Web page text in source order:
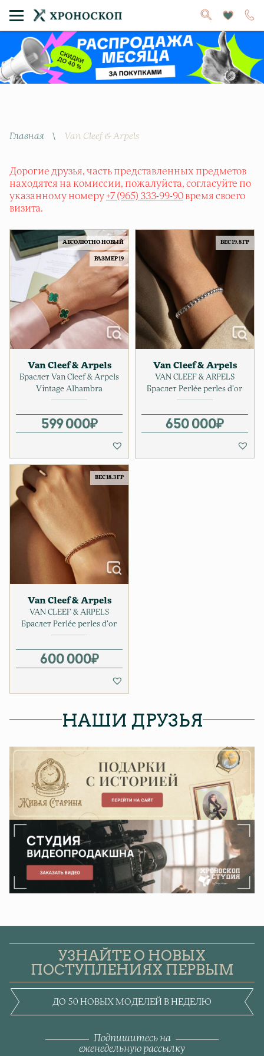
Главная \ Van Cleef & Arpels
Дорогие друзья, часть представленных предметов
находятся на комиссии, пожалуйста, согласуйте по
указанному номеру+7 (965) 333-99-90 время своего
визита.
АБСОЛЮТНО НОВЫЙ
РАЗМЕР 19
Van Cleef & Arpels
Браслет Van Cleef & Arpels
Vintage Alhambra
599 000₽
ВЕС 19.8 ГР
Van Cleef & Arpels
VAN CLEEF & ARPELS
Браслет Perlée perles d’or
650 000₽
ВЕС 18.3 ГР
Van Cleef & Arpels
VAN CLEEF & ARPELS
Браслет Perlée perles d’or
600 000₽
НАШИ ДРУЗЬЯ
УЗНАЙТЕ О НОВЫХ
ПОСТУПЛЕНИЯХ ПЕРВЫМ
ДО 50 НОВЫХ МОДЕЛЕЙ В НЕДЕЛЮ
Подпишитесь на
еженедельную рассылку